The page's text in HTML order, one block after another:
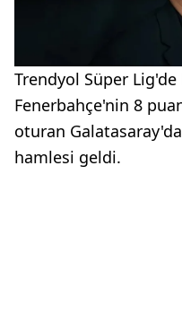
Trendyol Süper
Fenerbahçe'nin 8
oturan
hamlesi geldi.